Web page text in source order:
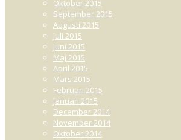
Oktober 2015
September 2015
Augusti 2015
Juli 2015
Juni 2015
Maj 2015
April 2015
Mars 2015
Februari 2015
Januari 2015
December 2014
November 2014
Oktober 2014